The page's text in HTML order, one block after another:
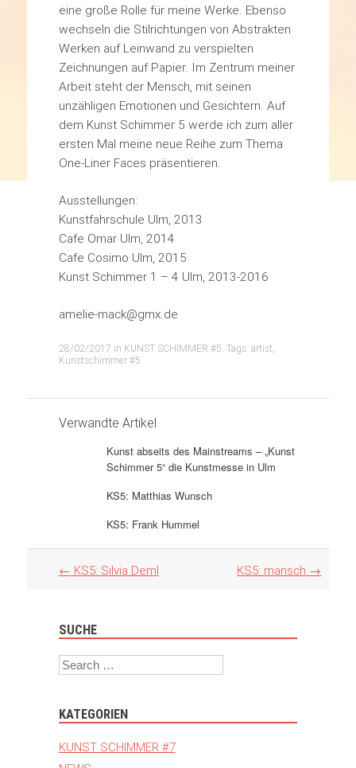
eine große Rolle für meine Werke. Ebenso
wechseln die Stilrichtungen von Abstrakten
Werken auf Leinwand zu verspielten
Zeichnungen auf Papier. Im Zentrum meiner
Arbeit steht der Mensch, mit seinen
unzähligen Emotionen und Gesichtern. Auf
dem Kunst Schimmer 5 werde ich zum aller
ersten Mal meine neue Reihe zum Thema
One-Liner Faces präsentieren.
Ausstellungen:
Kunstfahrschule Ulm, 2013
Cafe Omar Ulm, 2014
Cafe Cosimo Ulm, 2015
Kunst Schimmer 1 – 4 Ulm, 2013-2016
amelie-mack@gmx.de
28/02/2017 in KUNST SCHIMMER #5 . Tags: artist
Kunstschimmer #5
Verwandte Artikel
Kunst abseits des Mainstreams – „Kunst
Schimmer 5“ die Kunstmesse in Ulm
KS5: Matthias Wunsch
KS5: Frank Hummel
Artikel
← KS5: Silvia Deml KS5: mansch →
SUCHE
Search
KATEGORIEN
KUNST SCHIMMER #7